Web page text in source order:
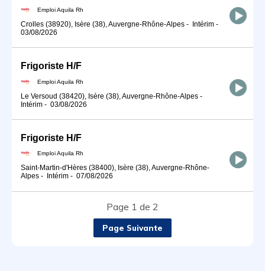
Emploi Aquila Rh
Crolles (38920), Isère (38), Auvergne-Rhône-Alpes - Intérim -
03/08/2026
Frigoriste H/F
Emploi Aquila Rh
Le Versoud (38420), Isère (38), Auvergne-Rhône-Alpes -
Intérim - 03/08/2026
Frigoriste H/F
Emploi Aquila Rh
Saint-Martin-d'Hères (38400), Isère (38), Auvergne-Rhône-
Alpes - Intérim - 07/08/2026
Page 1 de 2
Page Suivante